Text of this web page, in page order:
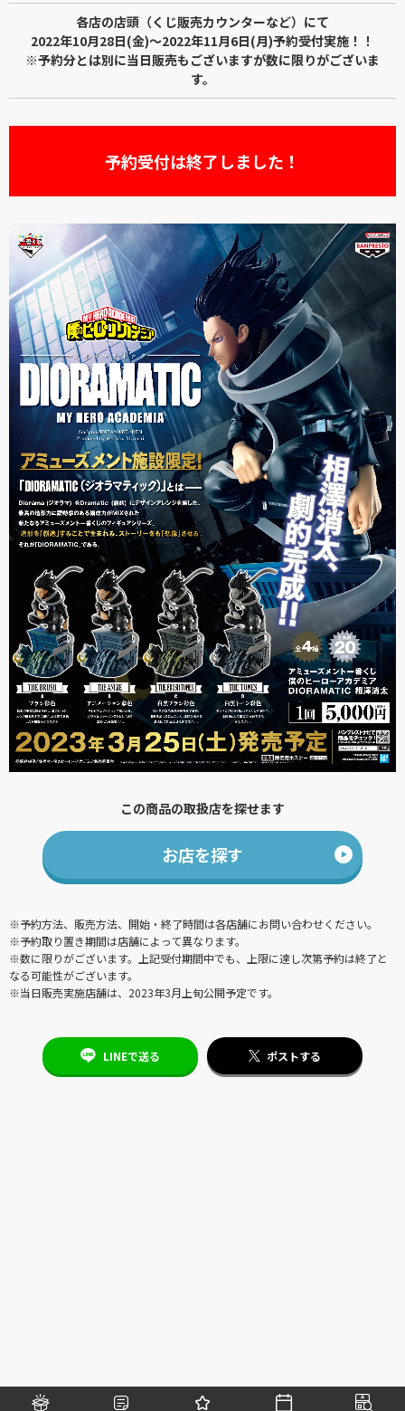
各店の店頭（くじ販売カウンターなど）にて
2022年10月28日(金)～2022年11月6日(月)予約受付実施！！
※予約分とは別に当日販売もございますが数に限りがございま
す。
予約受付は終了しました！
この商品の取扱店を探せます
お店を探す
※予約方法、販売方法、開始・終了時間は各店舗にお問い合わせください。
※予約取り置き期間は店舗によって異なります。
※数に限りがございます。上記受付期間中でも、上限に達し次第予約は終了と
なる可能性がございます。
※当日販売実施店舗は、2023年3月上旬公開予定です。
LINEで送る ポストする